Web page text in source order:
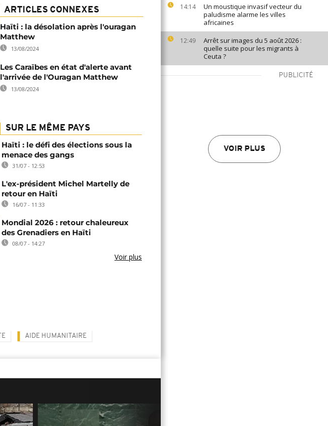
14:14
Un moustique invasif vecteur du
paludisme alarme les villes
africaines
12:49
Arrêt sur images du 5 août 2026 :
quelle suite pour les migrants à
Ceuta ?
PUBLICITÉ
VOIR PLUS
ARTICLES CONNEXES
Haïti : la désolation après l'ouragan
Matthew
13/08/2024
Les Caraïbes en état d'alerte avant
l'arrivée de l'Ouragan Matthew
13/08/2024
SUR LE MÊME PAYS
Haïti : le défi des élections sous la
menace des gangs
31/07 - 12:53
L'ex-président Michel Martelly de
retour en Haïti
16/07 - 11:33
Mondial 2026 : retour chaleureux
des Grenadiers en Haïti
08/07 - 14:27
Voir plus
AIDE HUMANITAIRE